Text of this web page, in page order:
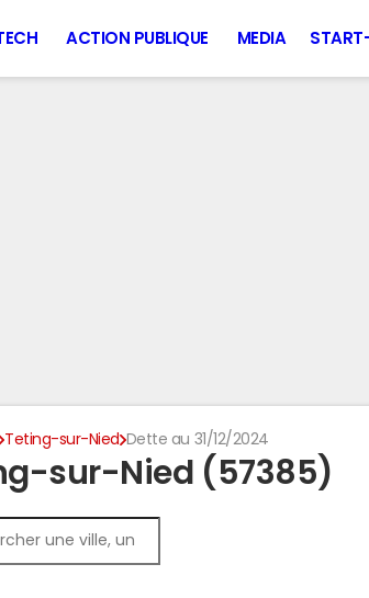
ACTION PUBLIQUE MEDIA
Teting-sur-Nied Dette au 31/12/2024
sur-Nied (57385)